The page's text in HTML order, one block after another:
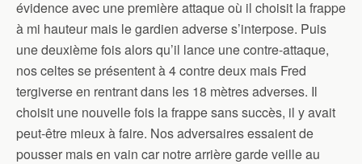
évidence avec une première attaque où il choisit la frappe
à mi hauteur mais le gardien adverse s’interpose. Puis
une deuxième fois alors qu’il lance une contre-attaque,
nos celtes se présentent à 4 contre deux mais Fred
tergiverse en rentrant dans les 18 mètres adverses. Il
choisit une nouvelle fois la frappe sans succès, il y avait
peut-être mieux à faire. Nos adversaires essaient de
pousser mais en vain car notre arrière garde veille au